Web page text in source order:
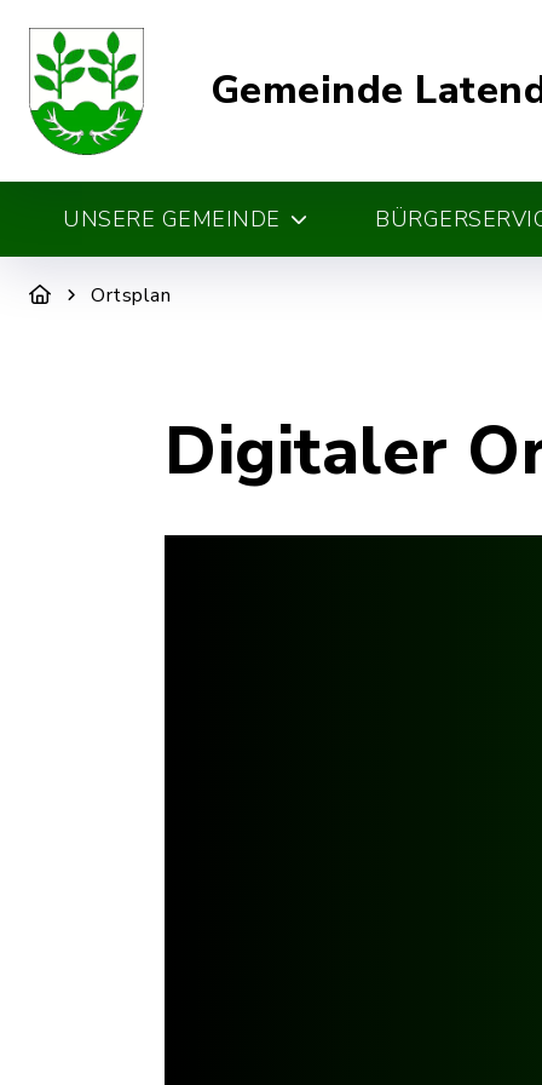
Gemeinde
UNSERE GEMEINDE
Ortsplan
Digitaler